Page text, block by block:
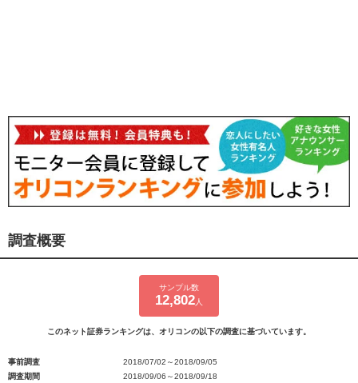
調査概要
サンプル数
12,802 人
このネット証券ランキングは、オリコンの以下の調査に基づいています。
事前調査
2018/07/02～2018/09/05
調査期間
2018/09/06～2018/09/18